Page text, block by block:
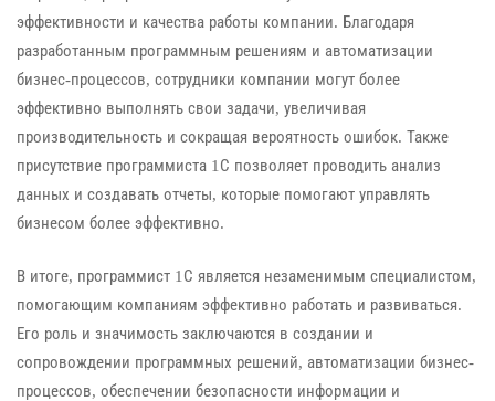
эффективности и качества работы компании. Благодаря
разработанным программным решениям и автоматизации
бизнес-процессов, сотрудники компании могут более
эффективно выполнять свои задачи, увеличивая
производительность и сокращая вероятность ошибок. Также
присутствие программиста 1С позволяет проводить анализ
данных и создавать отчеты, которые помогают управлять
бизнесом более эффективно.
В итоге, программист 1С является незаменимым специалистом,
помогающим компаниям эффективно работать и развиваться.
Его роль и значимость заключаются в создании и
сопровождении программных решений, автоматизации бизнес-
процессов, обеспечении безопасности информации и